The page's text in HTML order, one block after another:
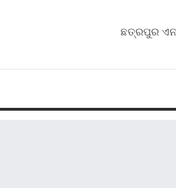
ଛତ୍ରପୁର